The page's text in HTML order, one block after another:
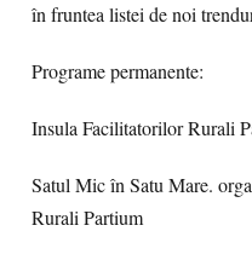
în fruntea listei de noi
Programe permanente:
Insula Facilitatorilor Rurali
Satul Mic în Satu Mare.
Rurali Partium